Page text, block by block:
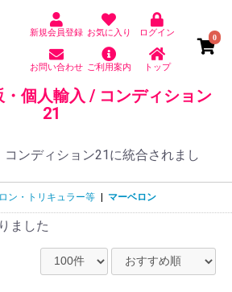
新規会員登録 お気に入り ログイン
お問い合わせ ご利用案内 トップ
0
個人輸入 / コンディション
21
ンディション21に統合されまし
ン・トリキュラー等 マーベロン
ました